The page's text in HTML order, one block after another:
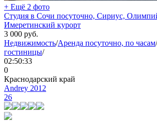
+ Ещё 2 фото
Студия в Сочи посуточно, Сириус,
Имеретинский курорт
3 000 руб.
Недвижимость/Аренда посуточно, по часам/
гостиницы/
02:50:33
0
Краснодарский край
Andrey 2012
26